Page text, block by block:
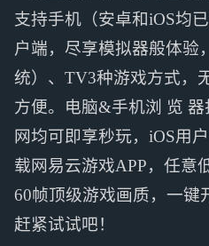
支持手机（安卓和iOS均
户端，尽享模拟器般体验
统）、TV3种游戏方式，
方便。电脑&手机浏 览
网均可即享秒玩，iOS用
载网易云游戏APP，任意
60帧顶级游戏画质，一键
赶紧试试吧！